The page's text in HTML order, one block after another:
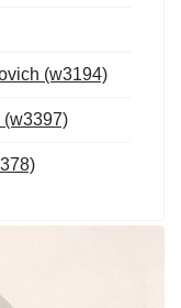
(w3194)
(w3397)